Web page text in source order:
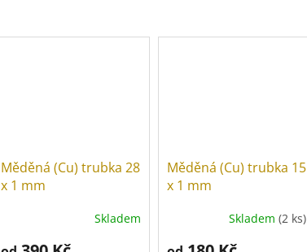
Měděná (Cu) trubka 28
x 1 mm
Skladem
Měděná (Cu) trubka 15
x 1 mm
Skladem (2 ks)